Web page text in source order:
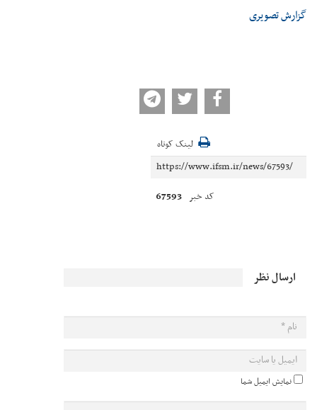
گزارش تصویری
لینک کوتاه
کد خبر 67593
ارسال نظر
نمایش ایمیل شما